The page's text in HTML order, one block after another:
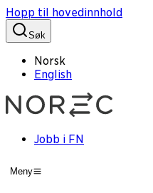
Hopp til hovedinnhold
Søk
Norsk
English
Jobb i FN
Meny